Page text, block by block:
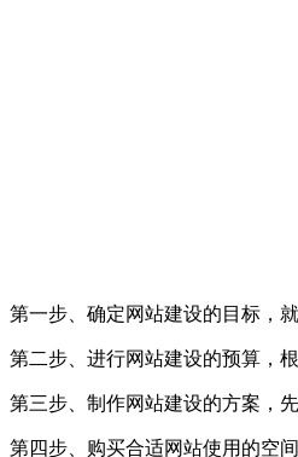
第一步、确定网站建设的目标，
第二步、进行网站建设的预算，
第三步、制作网站建设的方案，
第四步、购买合适网站使用的空